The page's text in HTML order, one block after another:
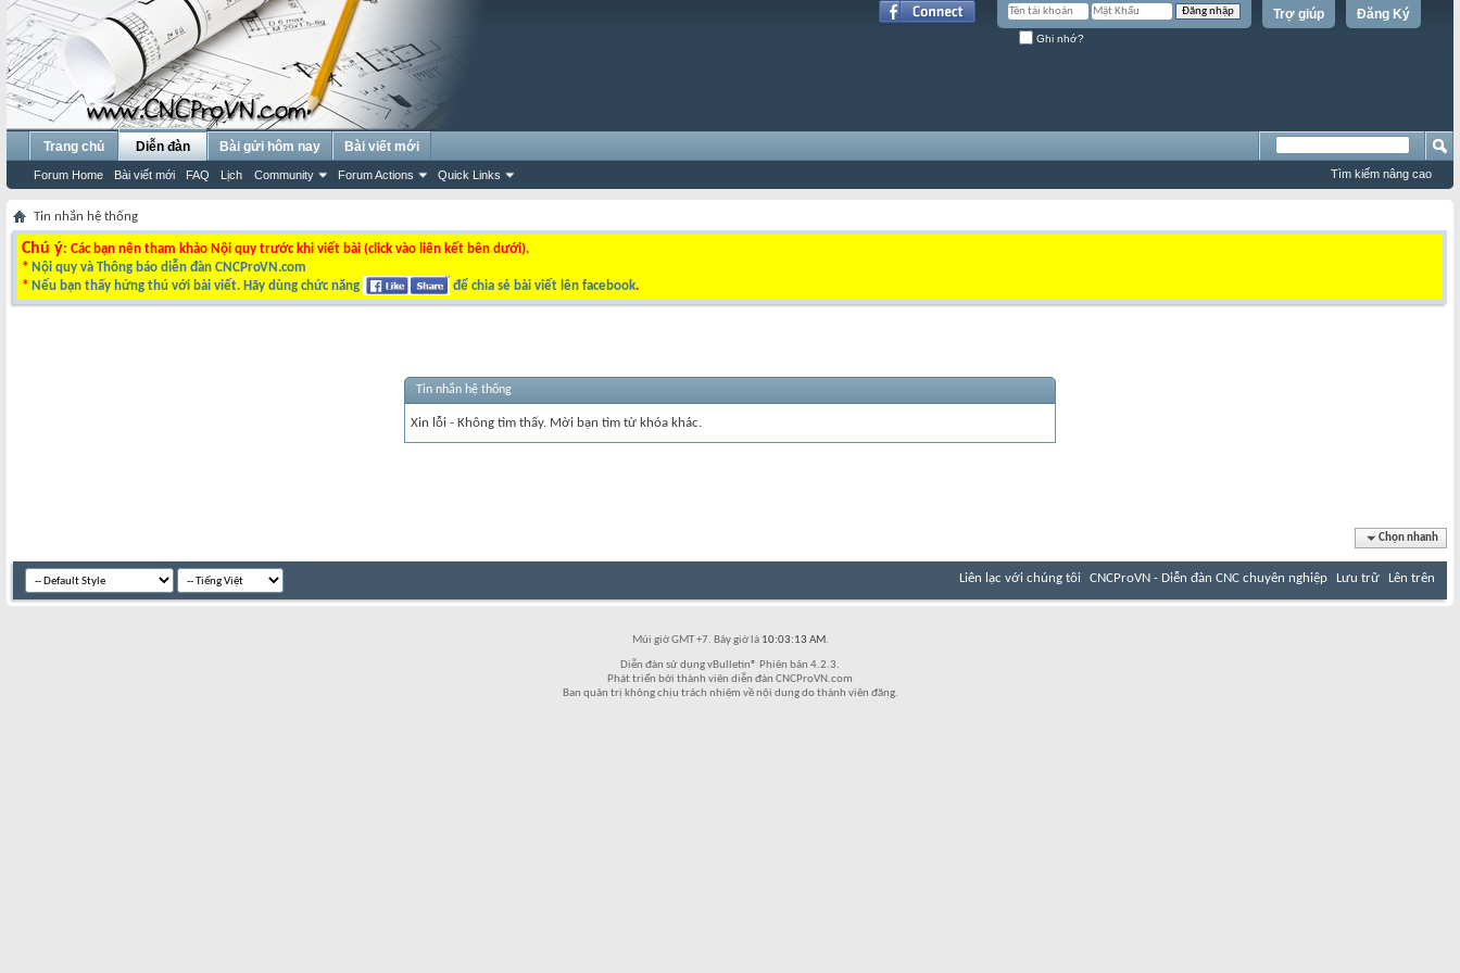
Đăng Ký
Trợ giúp
Ghi nhớ?
Trang chủ Diễn đàn
Forum Home Bài viết mới FAQ Lịch Community Forum Actions Quick Links
Bài gửi hôm nay Bài viết mới
Tìm kiếm nâng cao
Tin nhắn hệ thống
Chú ý: Các bạn nên tham khảo Nội quy trước khi viết bài (click vào liên kết bên dưới).
* Nội quy và Thông báo diễn đàn CNCProVN.com
* Nếu bạn thấy hứng thú với bài viết. Hãy dùng chức năng để chia sẻ bài viết lên facebook.
Tin nhắn hệ thống
Xin lỗi - Không tìm thấy. Mời bạn tìm từ khóa khác.
Chọn nhanh
Liên lạc với chúng tôi CNCProVN - Diễn đàn CNC chuyên nghiệp Lưu trữ Lên trên
Múi giờ GMT +7. Bây giờ là 10:03:13 AM.
Diễn đàn sử dụng vBulletin® Phiên bản 4.2.3.
Phát triển bởi thành viên diễn đàn CNCProVN.com
Ban quản trị không chịu trách nhiệm về nội dung do thành viên đăng.